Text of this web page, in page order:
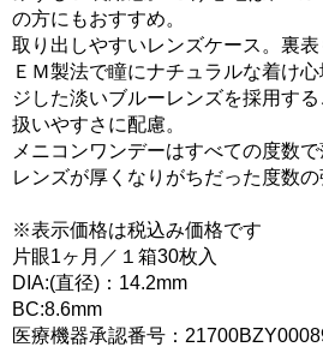
の方にもおすすめ。
取り出しやすいレンズケース。裏
ＥＭ製法で瞳にナチュラルな着け
ジした淡いブルーレンズを採用す
扱いやすさに配慮。
メニコンワンデーはすべての度数で
レンズが厚くなりがちだった度数の
※表示価格は税込み価格です
片眼1ヶ月／１箱30枚入
DIA:(直径)：14.2mm
BC:8.6mm
医療機器承認番号：